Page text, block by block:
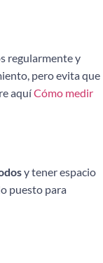
regularmente y
pero evita que
aquíCómo medir
y tener espacio
puesto para